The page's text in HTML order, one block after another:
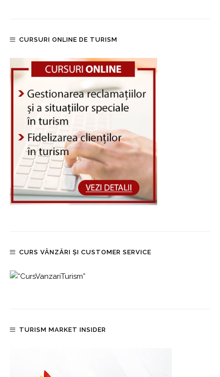
CURSURI ONLINE DE TURISM
CURS VÂNZĂRI ȘI CUSTOMER SERVICE
TURISM MARKET INSIDER